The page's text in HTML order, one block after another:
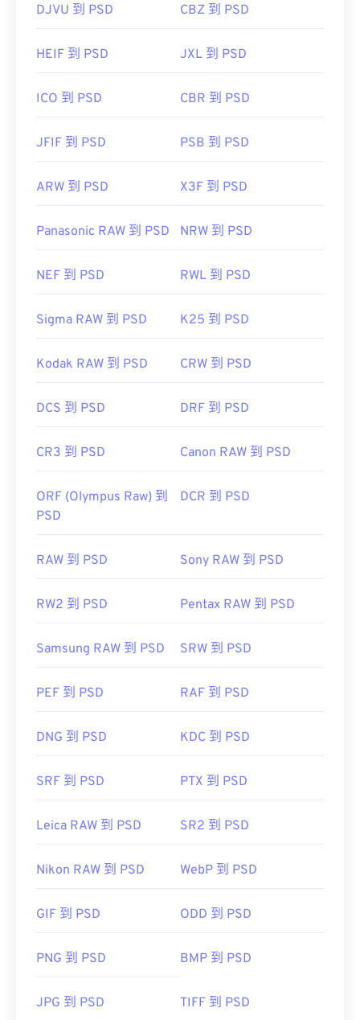
DJVU 到 PSD CBZ 到 PSD
HEIF 到 PSD JXL 到 PSD
ICO 到 PSD CBR 到 PSD
JFIF 到 PSD PSB 到 PSD
ARW 到 PSD X3F 到 PSD
Panasonic RAW 到 PSD NRW 到 PSD
NEF 到 PSD RWL 到 PSD
Sigma RAW 到 PSD K25 到 PSD
Kodak RAW 到 PSD CRW 到 PSD
DCS 到 PSD DRF 到 PSD
CR3 到 PSD Canon RAW 到 PSD
ORF (Olympus Raw) 到
PSD
DCR 到 PSD
RAW 到 PSD Sony RAW 到 PSD
RW2 到 PSD Pentax RAW 到 PSD
Samsung RAW 到 PSD SRW 到 PSD
PEF 到 PSD RAF 到 PSD
DNG 到 PSD KDC 到 PSD
SRF 到 PSD PTX 到 PSD
Leica RAW 到 PSD SR2 到 PSD
Nikon RAW 到 PSD WebP 到 PSD
GIF 到 PSD ODD 到 PSD
PNG 到 PSD BMP 到 PSD
JPG 到 PSD TIFF 到 PSD